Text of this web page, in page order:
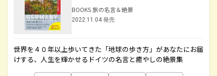
BOOKS 旅の名言＆絶景
2022.11.04 発売
世界を４０年以上歩いてきた「地球の歩き方」があなたにお届
けする、人生を輝かせるドイツの名言と癒やしの絶景集